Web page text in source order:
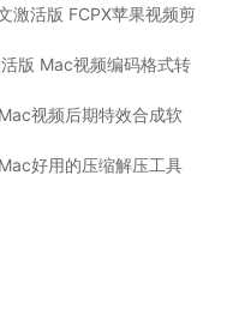
激活版 FCPX苹果视频剪
版 Mac视频编码格式转
视频后期特效合成软
好用的压缩解压工具